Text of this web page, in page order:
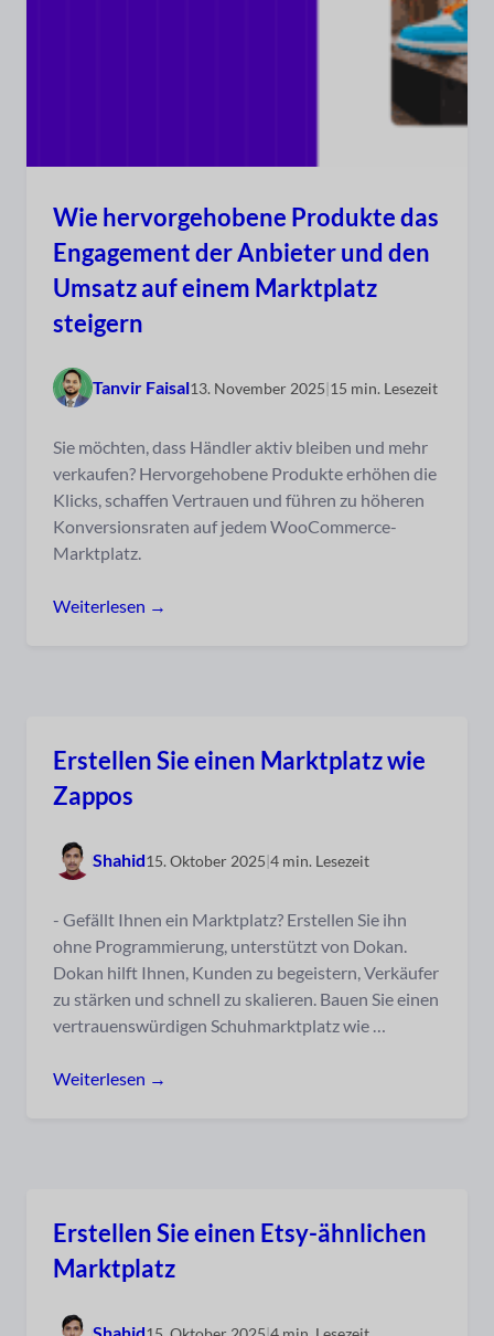
Wie hervorgehobene Produkte das
Engagement der Anbieter und den
Umsatz auf einem Marktplatz
steigern
Tanvir Faisal13. November 2025|15 min. Lesezeit
Sie möchten, dass Händler aktiv bleiben und mehr
verkaufen? Hervorgehobene Produkte erhöhen die
Klicks, schaffen Vertrauen und führen zu höheren
Konversionsraten auf jedem WooCommerce-
Marktplatz.
Weiterlesen →
Erstellen Sie einen Marktplatz wie
Zappos
Shahid15. Oktober 2025|4 min. Lesezeit
- Gefällt Ihnen ein Marktplatz? Erstellen Sie ihn
ohne Programmierung, unterstützt von Dokan.
Dokan hilft Ihnen, Kunden zu begeistern, Verkäufer
zu stärken und schnell zu skalieren. Bauen Sie einen
vertrauenswürdigen Schuhmarktplatz wie …
Weiterlesen →
Erstellen Sie einen Etsy-ähnlichen
Marktplatz